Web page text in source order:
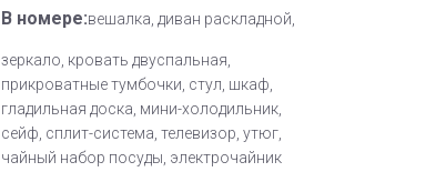
В номере:вешалка, диван раскладной,
зеркало, кровать двуспальная,
прикроватные тумбочки, стул, шкаф,
гладильная доска, мини-холодильник,
сейф, сплит-система, телевизор, утюг,
чайный набор посуды, электрочайник